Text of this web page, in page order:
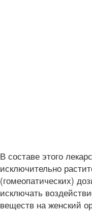
В составе этого
исключительно
(гомеопатических)
исключать
веществ на женский